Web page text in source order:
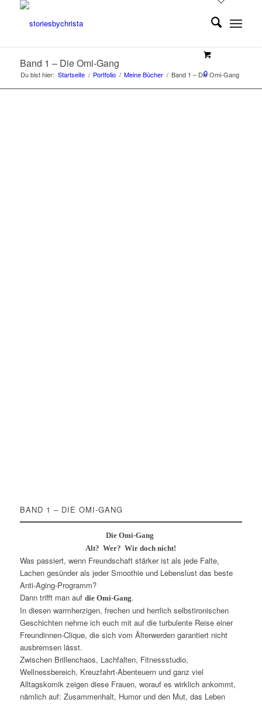
0
Band 1 – Die Omi-Gang
Du bist hier: Startseite / Portfolio / Meine Bücher / Band 1 – Die Omi-Gang
BAND 1 – DIE OMI-GANG
Die Omi-Gang
Alt?Wer? Wir doch nicht!
Was passiert, wenn Freundschaft stärker ist als jede Falte,
Lachen gesünder als jeder Smoothie und Lebenslust das beste
Anti-Aging-Programm?
Dann trifft man auf die Omi-Gang.
In diesen warmherzigen, frechen und herrlich selbstironischen
Geschichten nehme ich euch mit auf die turbulente Reise einer
Freundinnen-Clique, die sich vom Älterwerden garantiert nicht
ausbremsen lässt.
Zwischen Brillenchaos, Lachfalten, Fitnessstudio,
Wellnessbereich, Kreuzfahrt-Abenteuern und ganz viel
Alltagskomik zeigen diese Frauen, worauf es wirklich ankommt,
nämlich auf: Zusammenhalt, Humor und den Mut, das Leben